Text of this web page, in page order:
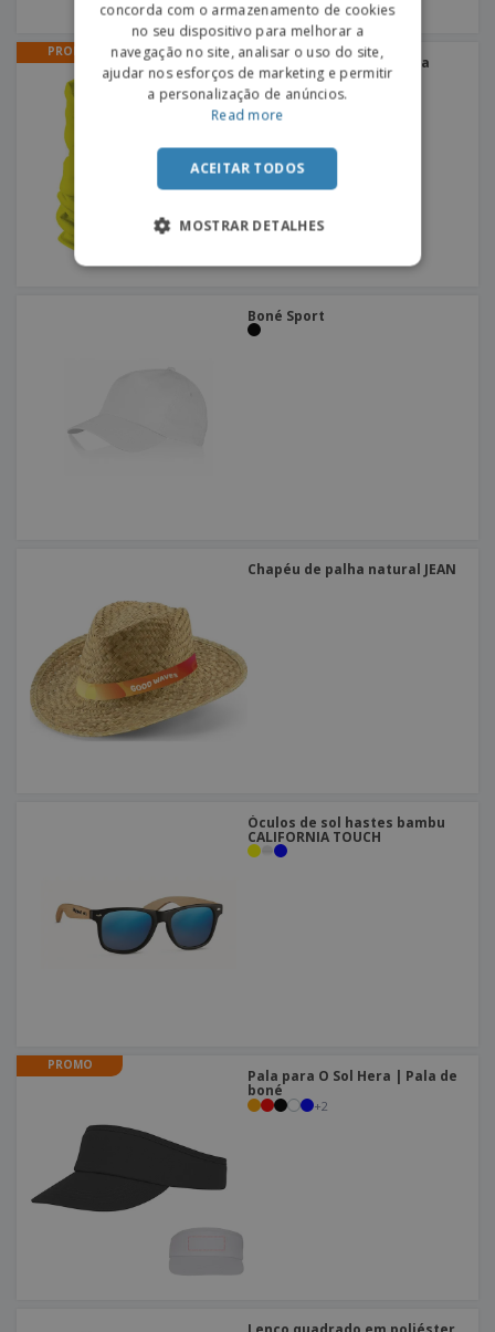
PROMO
Tubular Stone | Gola para
pescoço
+2
Boné Sport
Chapéu de palha natural JEAN
Óculos de sol hastes bambu
CALIFORNIA TOUCH
PROMO
Pala para O Sol Hera | Pala de
boné
+2
SPANISH
concorda com o armazenamento de cookies
no seu dispositivo para melhorar a
navegação no site, analisar o uso do site,
ajudar nos esforços de marketing e permitir
a personalização de anúncios.
Read more
ACEITAR TODOS
MOSTRAR DETALHES